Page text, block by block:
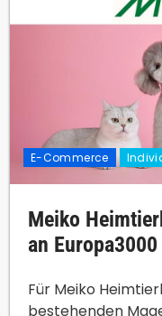
E-Commerce
Meiko
an
Für Meiko
bestehenden